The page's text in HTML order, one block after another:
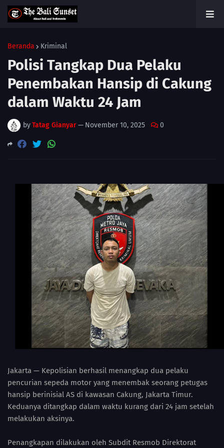
Beranda Kriminal
Polisi Tangkap Dua Pelaku
Penembakan Hansip di Cakung
dalam Waktu 24 Jam
byTatag Gianyar— November 10, 2025 0
Jakarta — Kepolisian berhasil menangkap dua pelaku
pencurian sepeda motor yang menembak seorang petugas
hansip berinisial AS di kawasan Cakung, Jakarta Timur.
Keduanya ditangkap dalam waktu kurang dari 24 jam setelah
melakukan aksinya.
Penangkapan dilakukan oleh Subdit Resmob Direktorat